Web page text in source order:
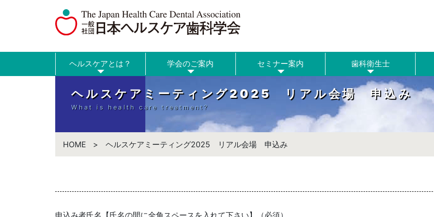
ヘルスケアとは？ 学会のご案内 セミナー案内 歯科衛生士
ヘルスケアミーティング2025 リアル会場 申込み
What is health care treatment?
HOME ヘルスケアミーティング2025 リアル会場 申込み
申込み者氏名【氏名の間に全角スペースを入れて下さい】（必須）